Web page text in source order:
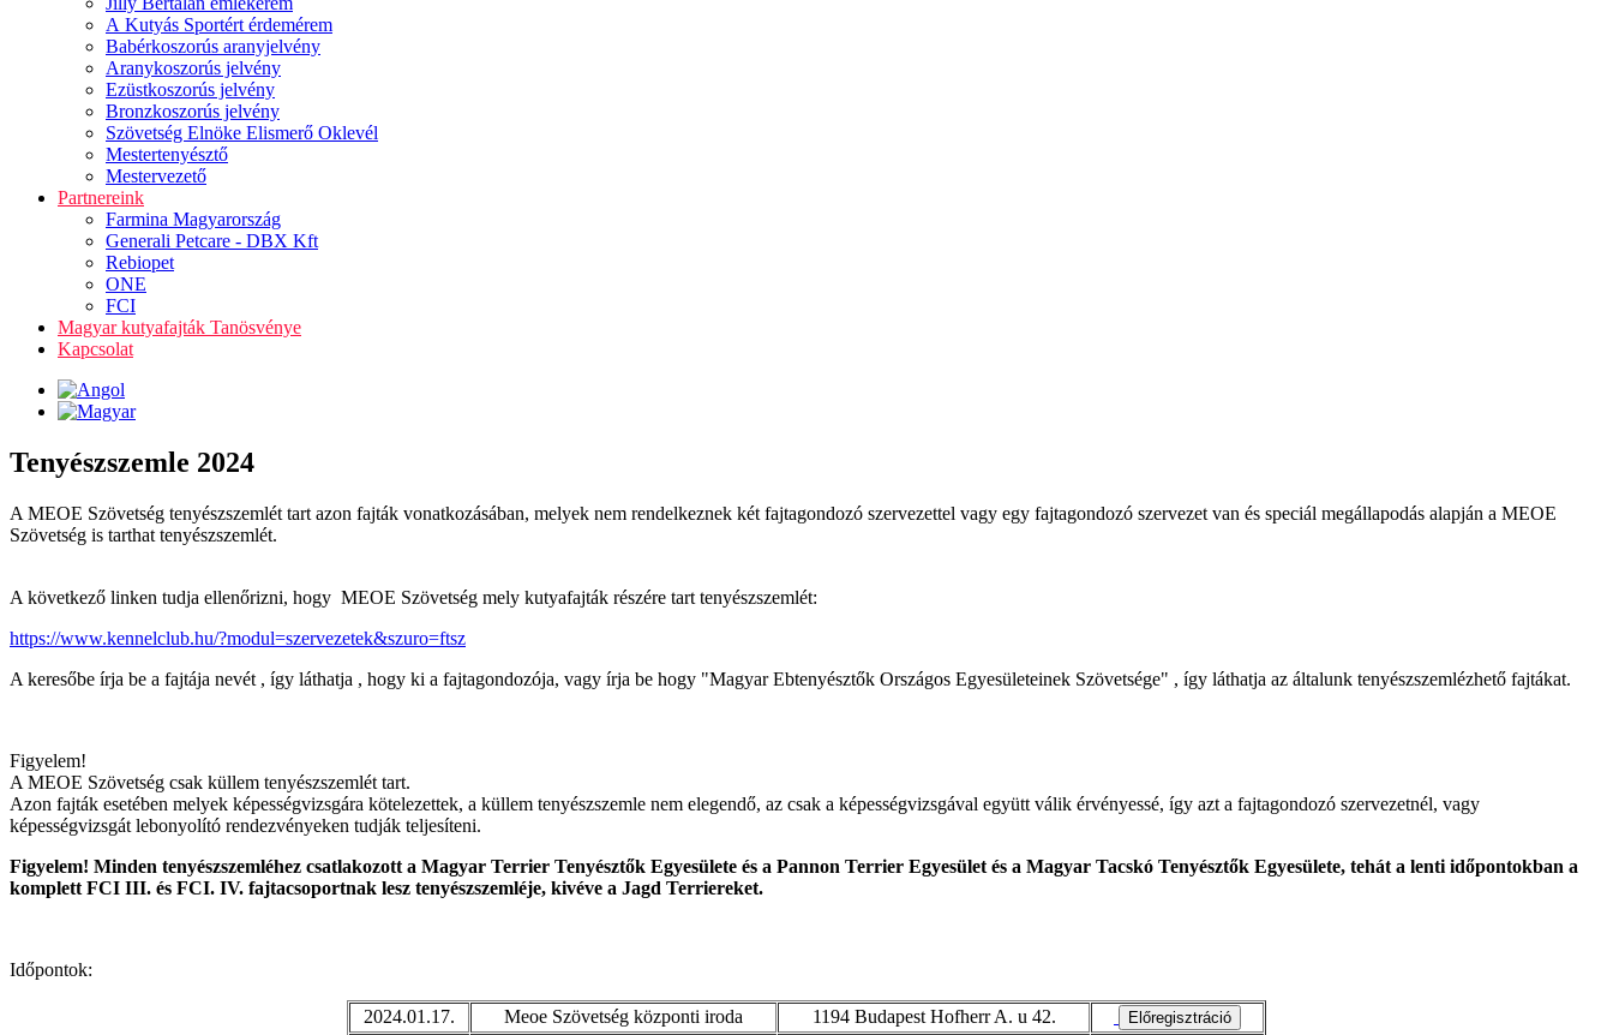
A Kutyás Sportért érdemérem
Babérkoszorús aranyjelvény
Aranykoszorús jelvény
Ezüstkoszorús jelvény
Bronzkoszorús jelvény
Szövetség Elnöke Elismerő Oklevél
Mestertenyésztő
Mestervezető
Partnereink
Farmina Magyarország
Generali Petcare - DBX Kft
Rebiopet
ONE
FCI
Magyar kutyafajták Tanösvénye
Kapcsolat
Tenyészszemle 2024
A MEOE Szövetség tenyészszemlét tart azon fajták vonatkozásában, melyek nem rendelkeznek két fajtagondozó szervezettel vagy egy fajtagondozó szervezet van és speciál megállapodás alapján a MEOE
Szövetség is tarthat tenyészszemlét.
A következő linken tudja ellenőrizni, hogy MEOE Szövetség mely kutyafajták részére tart tenyészszemlét:
https://www.kennelclub.hu/?modul=szervezetek&szuro=ftsz
A keresőbe írja be a fajtája nevét , így láthatja , hogy ki a fajtagondozója, vagy írja be hogy "Magyar Ebtenyésztők Országos Egyesületeinek Szövetsége" , így láthatja az általunk tenyészszemlézhető fajtákat.
Figyelem!
A MEOE Szövetség csak küllem tenyészszemlét tart.
Azon fajták esetében melyek képességvizsgára kötelezettek, a küllem tenyészszemle nem elegendő, az csak a képességvizsgával együtt válik érvényessé, így azt a fajtagondozó szervezetnél, vagy
képességvizsgát lebonyolító rendezvényeken tudják teljesíteni.
Figyelem! Minden tenyészszemléhez csatlakozott a Magyar Terrier Tenyésztők Egyesülete és a Pannon Terrier Egyesület és a Magyar Tacskó Tenyésztők Egyesülete, tehát a lenti időpontokban a
komplett FCI III. és FCI. IV. fajtacsoportnak lesz tenyészszemléje, kivéve a Jagd Terriereket.
Időpontok:
2024.01.17. Meoe Szövetség központi iroda
1194 Budapest Hofherr A. u 42.